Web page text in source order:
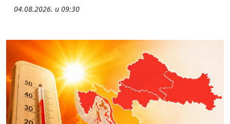
04.08.2026. u 09:30